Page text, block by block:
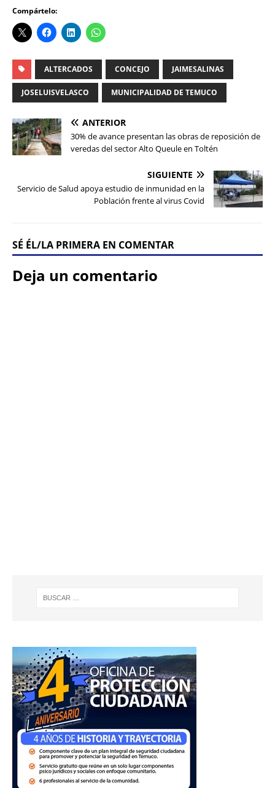
Compártelo:
ALTERCADOS CONCEJO JAIMESALINAS
JOSELUISVELASCO MUNICIPALIDAD DE TEMUCO
ANTERIOR
30% de avance presentan las obras de reposición de
veredas del sector Alto Queule en Toltén
SIGUIENTE
Servicio de Salud apoya estudio de inmunidad en la
Población frente al virus Covid
SÉ ÉL/LA PRIMERA EN COMENTAR
Deja un comentario